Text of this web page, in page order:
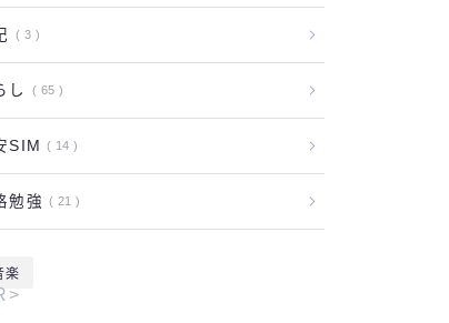
3
し 65
SIM 14
勉強 21
楽